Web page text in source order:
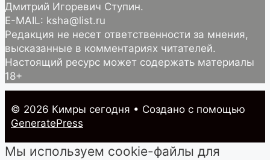
Дмитрий Игоревич Ступин.
E-MAIL: ksha@list.ru
Редакция не несет ответственности за мнения,
высказанные в комментариях читателей.
Настоящий ресурс может содержать материалы
18+
© 2026 Кимры cегодня • Создано с помощью
GeneratePress
Мы используем cookie-файлы для